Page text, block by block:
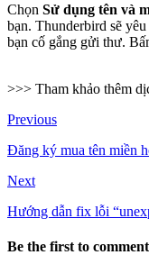
Chọn Sử dụng tên và
bạn. Thunderbird sẽ
bạn cố gắng gửi thư.
>>> Tham khảo thêm
Previous
Đăng ký mua tên miền
Next
Hướng dẫn fix lỗi
Be the first to comment